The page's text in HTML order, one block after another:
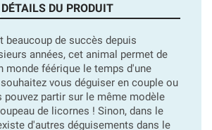
DÉTAILS DU PRODUIT
beaucoup de succès depuis
années, cet animal permet de
monde féérique le temps d'une
vous déguiser en couple ou
pouvez partir sur le même modèle
de licornes ! Sinon, dans le
d'autres déguisements dans le